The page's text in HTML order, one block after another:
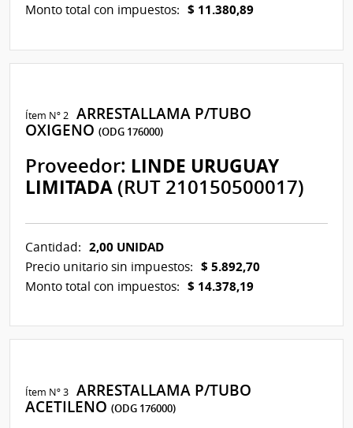
Monto total con impuestos: $ 11.380,89
Ítem Nº 2 ARRESTALLAMA P/TUBO
OXIGENO(ODG 176000)
Proveedor: LINDE URUGUAY
LIMITADA (RUT 210150500017)
Cantidad: 2,00 UNIDAD
Precio unitario sin impuestos: $ 5.892,70
Monto total con impuestos: $ 14.378,19
Ítem Nº 3 ARRESTALLAMA P/TUBO
ACETILENO(ODG 176000)